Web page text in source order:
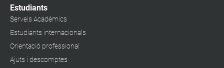
Estudiants
Serveis Acadèmics
Estudiants internacionals
Orientació professional
Ajuts i descomptes